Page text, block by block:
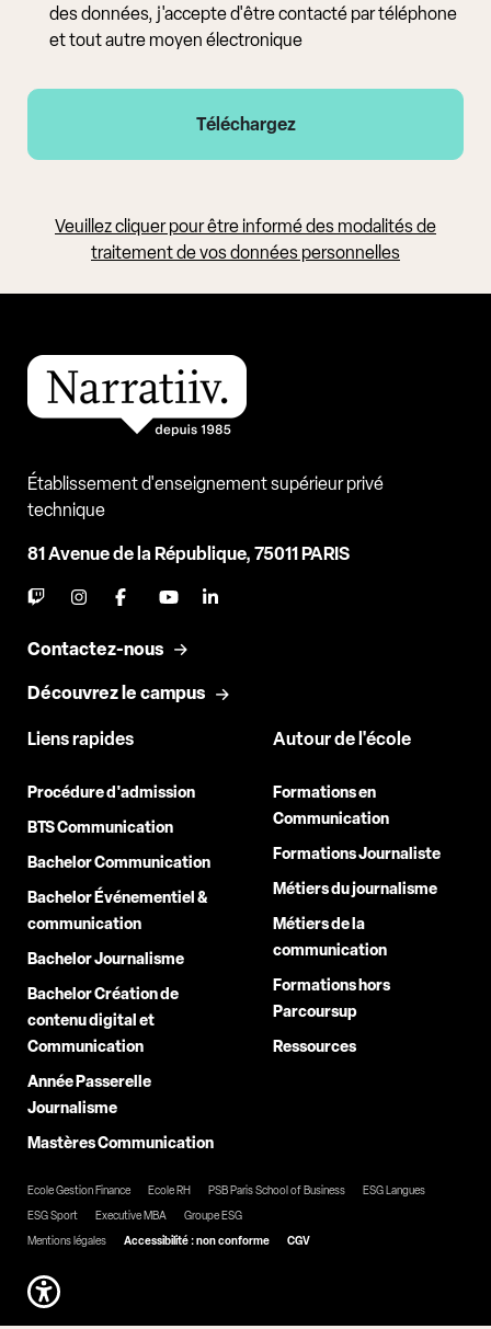
des données, j'accepte d'être contacté par téléphone
et tout autre moyen électronique
Veuillez cliquer pour être informé des modalités de
traitement de vos données personnelles
Établissement d'enseignement supérieur privé
technique
81 Avenue de la République, 75011 PARIS
Contactez-nous
Découvrez le campus
Liens rapides
Procédure d'admission
BTS Communication
Bachelor Communication
Bachelor Événementiel &
communication
Bachelor Journalisme
Bachelor Création de
contenu digital et
Communication
Année Passerelle
Journalisme
Mastères Communication
Autour de l'école
Formations en
Communication
Formations Journaliste
Métiers du journalisme
Métiers de la
communication
Formations hors
Parcoursup
Ressources
Ecole Gestion Finance Ecole RH PSB Paris School of Business
ESG Langues
ESG Sport
Executive MBA
Groupe ESG
Mentions légales
Accessibilité : non conforme CGV